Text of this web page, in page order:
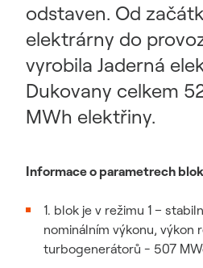
odstaven. Od
elektrárny do
vyrobila Jaderná
Dukovany celkem
MWh elektřiny.
Informace o parametrech
1. blok je v režimu 1 –
nominálním výkonu, výkon
turbogenerátorů - 507